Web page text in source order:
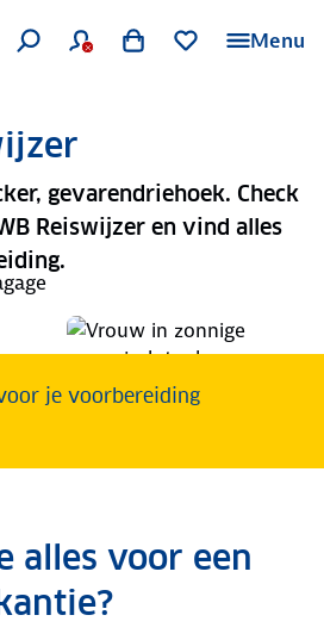
Menu
gevarendriehoek. Check
Reiswijzer en vind alles
je voorbereiding
alles voor een